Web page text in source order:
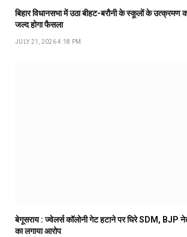
बिहार विधानसभा में उठा बीहट-बरौनी के स्कूलों के उत्क्रमण का
जल्द होगा फैसला
JULY 21, 2026 4:18 PM
बेगूसराय : ज्वेलर्स कॉलोनी गेट हटाने पर घिरे SDM, BJP
का लगाया आरोप